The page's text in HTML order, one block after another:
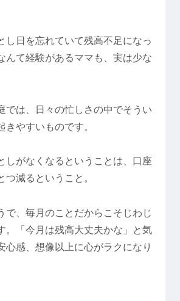
し日を忘れていて残高不足になっ
て経験があるママも、実は少な
では、日々の忙しさの中でそうい
きやすいものです。
しがなくなるということは、口座
つ減るということ。
で、毎月のことだからこそじわじ
。「今月は残高大丈夫かな」と気
心感、想像以上に心がラクになり